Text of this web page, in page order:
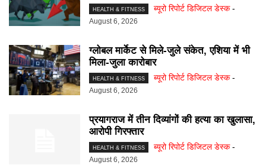
HEALTH & FITNESS ब्यूरो रिपोर्ट डिजिटल डेस्क -
August 6, 2026
ग्लोबल मार्केट से मिले-जुले संकेत, एशिया में भी
मिला-जुला कारोबार
HEALTH & FITNESS ब्यूरो रिपोर्ट डिजिटल डेस्क -
August 6, 2026
प्रयागराज में तीन दिव्यांगों की हत्या का खुलासा,
आरोपी गिरफ्तार
HEALTH & FITNESS ब्यूरो रिपोर्ट डिजिटल डेस्क -
August 6, 2026